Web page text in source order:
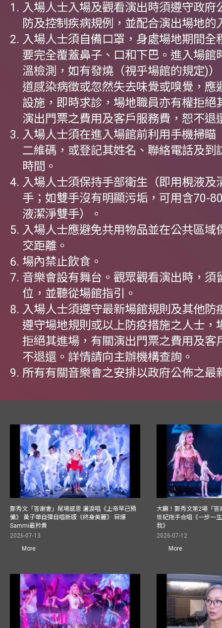
入場人士入場及觀看演出時須遵守政府
防及控制疾病規例，並配合演出場地的
入場人士須自備口罩，身處場地期間全
要完全覆蓋鼻子、口和下巴。進入場館
溫檢測，如有發燒（視乎場館的規定)
道感染病徵或忽然失去味覺或嗅覺，應
設施，即時求診，場地職員亦有權拒絕
演出門票之費用及客戶服務費，恕不退
入場人士須在進入場館前利用手機掃瞄
二維碼，或登記其姓名、聯絡電話及到
時間。
入場人士須保持手部衛生（即用梘液及
手；如雙手沒有明顯污垢，可用含70-
液潔淨雙手）。
入場人士應避免共用物品並在公共區域
交距離。
場內禁止飲食。
音樂會設有舞台。觀眾觀看演出時，須
位，並聽從場館指引。
入場人士須遵守最新場館規則及其他防
遵守場地規則或以上防疫措施之人士，
拒絕其進場，有關演出門票之費用及客
不退還。詳情請向主辦機構查詢。
9. 所有有關音樂會之安排以政府公佈之最
鄭秀文「答謝會」尾場感恩 灑淚唱《上帝早已預
備》 黃子華自彈自唱新版《終身美麗》 冧爆
Sammi最矜貴
2026-07-13
More
大癲！鄭秀文第2場「
世紀拖手合唱《一步一
我》
2026-07-12
More